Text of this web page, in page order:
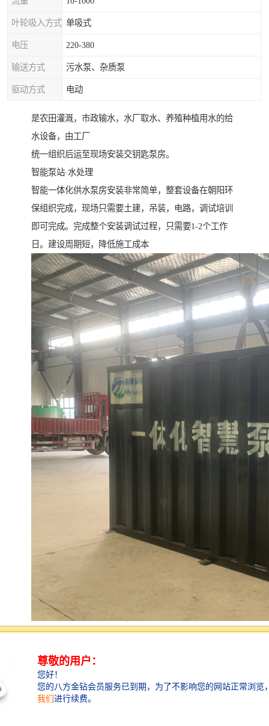
叶轮吸入方式 单吸式
电压 220-380
输送方式 污水泵、杂质泵
驱动方式 电动
是农田灌溉，市政输水，水厂取水、养殖种植用水的给
水设备，由工厂
统一组织后运至现场安装交钥匙泵房。
智能泵站·水处理
智能一体化供水泵房安装非常简单，整套设备在朝阳环
保组织完成，现场只需要土建，吊装，电路，调试培训
即可完成。完成整个安装调试过程，只需要1-2个工作
日。建设周期短，降低施工成本
统的供水方式离不开蓄水池，蓄水池中的水一般自来水